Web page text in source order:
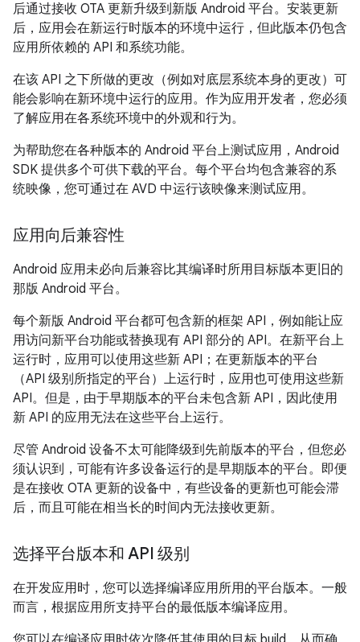
后通过接收 OTA 更新升级到新版 Android 平台。安装更新
后，应用会在新运行时版本的环境中运行，但此版本仍包含
应用所依赖的 API 和系统功能。
在该 API 之下所做的更改（例如对底层系统本身的更改）可
能会影响在新环境中运行的应用。 作为应用开发者，您必须
了解应用在各系统环境中的外观和行为。
为帮助您在各种版本的 Android 平台上测试应用，Android
SDK 提供多个可供下载的平台。每个平台均包含兼容的系
统映像，您可通过在 AVD 中运行该映像来测试应用。
应用向后兼容性
Android 应用未必向后兼容比其编译时所用目标版本更旧的
那版 Android 平台。
每个新版 Android 平台都可包含新的框架 API，例如能让应
用访问新平台功能或替换现有 API 部分的 API。在新平台上
运行时，应用可以使用这些新 API；在更新版本的平台
（API 级别所指定的平台）上运行时，应用也可使用这些新
API。但是，由于早期版本的平台未包含新 API，因此使用
新 API 的应用无法在这些平台上运行。
尽管 Android 设备不太可能降级到先前版本的平台，但您必
须认识到，可能有许多设备运行的是早期版本的平台。即便
是在接收 OTA 更新的设备中，有些设备的更新也可能会滞
后，而且可能在相当长的时间内无法接收更新。
选择平台版本和 API 级别
在开发应用时，您可以选择编译应用所用的平台版本。一般
而言，根据应用所支持平台的最低版本编译应用。